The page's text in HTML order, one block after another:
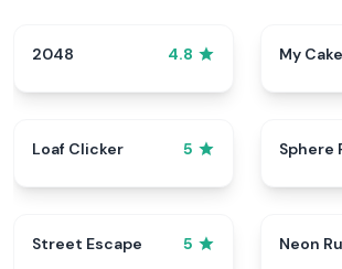
2048 4.8 My
Loaf Clicker 5 Sphere
Street Escape 5 Neon